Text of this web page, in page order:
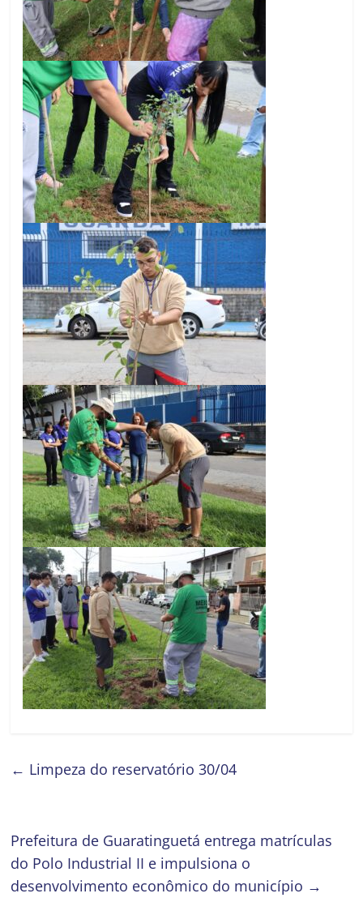
← Limpeza do reservatório 30/04
Prefeitura de Guaratinguetá entrega matrículas
do Polo Industrial II e impulsiona o
desenvolvimento econômico do município →